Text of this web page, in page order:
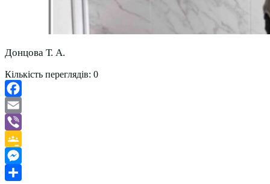
Донцова Т. А.
Кількість переглядів: 0
Facebook
Email
Viber
Google
Classroom
Messenger